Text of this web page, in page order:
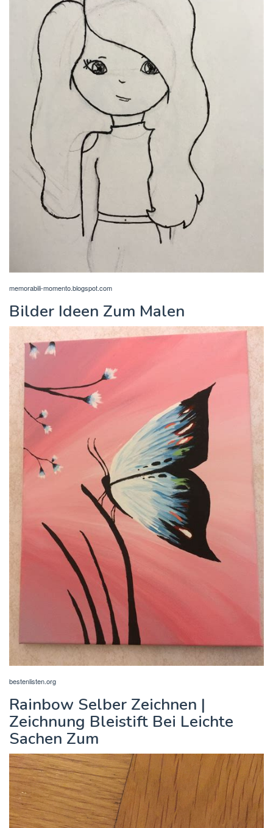
memorabili-momento.blogspot.com
Bilder Ideen Zum Malen
bestenlisten.org
Rainbow Selber Zeichnen |
Zeichnung Bleistift Bei Leichte
Sachen Zum